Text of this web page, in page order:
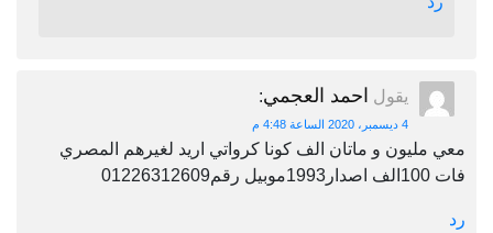
يقول احمد العجمي:
4 ديسمبر، 2020 الساعة 4:48 م
معي مليون و ماتان الف كونا كرواتي اريد لغيرهم المصري
فات 100الف اصدار1993موبيل رقم01226312609
رد